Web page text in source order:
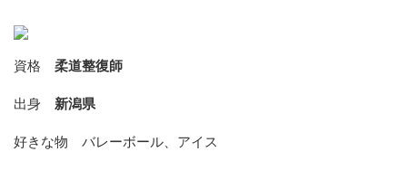
資格 柔道整復師
出身 新潟県
好きな物 バレーボール、アイス